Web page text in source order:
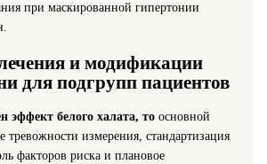
при маскированной гипертонии
и модификации
для подгрупп пациентов
эффект белого халата, тоосновной
тревожности измерения, стандартизация
факторов риска и плановое